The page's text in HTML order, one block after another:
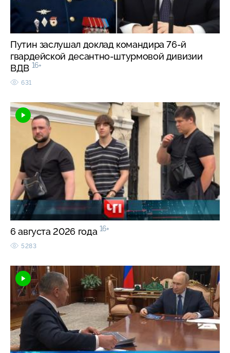
Путин заслушал доклад командира 76-й
гвардейской десантно-штурмовой дивизии
ВДВ 16+
631
6 августа 2026 года 16+
5283